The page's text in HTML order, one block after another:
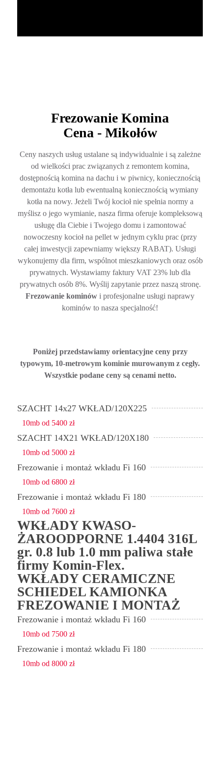
Frezowanie Komina
Cena - Mikołów
Ceny naszych usług ustalane są indywidualnie i są zależne
od wielkości prac związanych z remontem komina,
dostępnością komina na dachu i w piwnicy, koniecznością
demontażu kotła lub ewentualną koniecznością wymiany
kotła na nowy. Jeżeli Twój kocioł nie spełnia normy a
myślisz o jego wymianie, nasza firma oferuje kompleksową
usługę dla Ciebie i Twojego domu i zamontować
nowoczesny kocioł na pellet w jednym cyklu prac (przy
całej inwestycji zapewniamy większy RABAT). Usługi
wykonujemy dla firm, wspólnot mieszkaniowych oraz osób
prywatnych. Wystawiamy faktury VAT 23% lub dla
prywatnych osób 8%. Wyślij zapytanie przez naszą stronę.
Frezowanie kominów i profesjonalne usługi naprawy
kominów to nasza specjalność!
Poniżej przedstawiamy orientacyjne ceny przy
typowym, 10-metrowym kominie murowanym z cegły.
Wszystkie podane ceny są cenami netto.
SZACHT 14x27 WKŁAD/120X225
10mb od 5400 zł
SZACHT 14X21 WKŁAD/120X180
10mb od 5000 zł
Frezowanie i montaż wkładu Fi 160
10mb od 6800 zł
Frezowanie i montaż wkładu Fi 180
10mb od 7600 zł
WKŁADY KWASO-
ŻAROODPORNE 1.4404 316L
gr. 0.8 lub 1.0 mm paliwa stałe
firmy Komin-Flex.
WKŁADY CERAMICZNE
SCHIEDEL KAMIONKA
FREZOWANIE I MONTAŻ
Frezowanie i montaż wkładu Fi 160
10mb od 7500 zł
Frezowanie i montaż wkładu Fi 180
10mb od 8000 zł